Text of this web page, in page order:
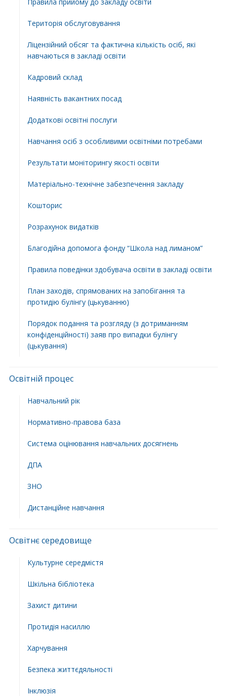
Територiя обслуговування
Ліцензійний обсяг та фактична кількість осіб, які
навчаються в закладі освіти
Кадровий склад
Наявність вакантних посад
Додатковi освiтнi послуги
Навчання осіб з особливими освітніми потребами
Результати моніторингу якості освіти
Матеріально-технічне забезпечення закладу
Кошторис
Розрахунок видатків
Благодійна допомога фонду “Школа над лиманом”
Правила поведінки здобувача освіти в закладі освіти
План заходів, спрямованих на запобігання та
протидію булінгу (цькуванню)
Порядок подання та розгляду (з дотриманням
конфіденційності) заяв про випадки булінгу
(цькування)
Освітній процес
Навчальний рік
Нормативно-правова база
Система оцінювання навчальних досягнень
ДПА
ЗНО
Дистанційне навчання
Освітнє середовище
Культурне середмістя
Шкільна бібліотека
Захист дитини
Протидія насиллю
Харчування
Безпека життєдяльності
Інклюзія